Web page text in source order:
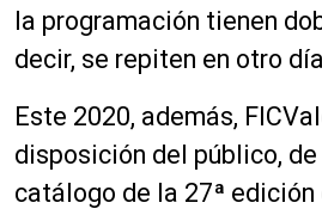
la programación tienen
decir, se repiten en otro
Este 2020, además,
disposición del público,
catálogo de la 27ª